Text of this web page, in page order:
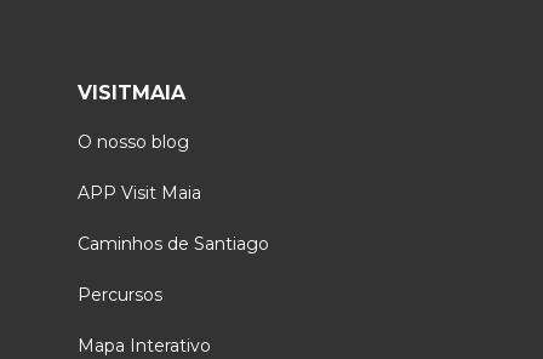
VISITMAIA
O nosso blog
APP Visit Maia
Caminhos de Santiago
Percursos
Mapa Interativo